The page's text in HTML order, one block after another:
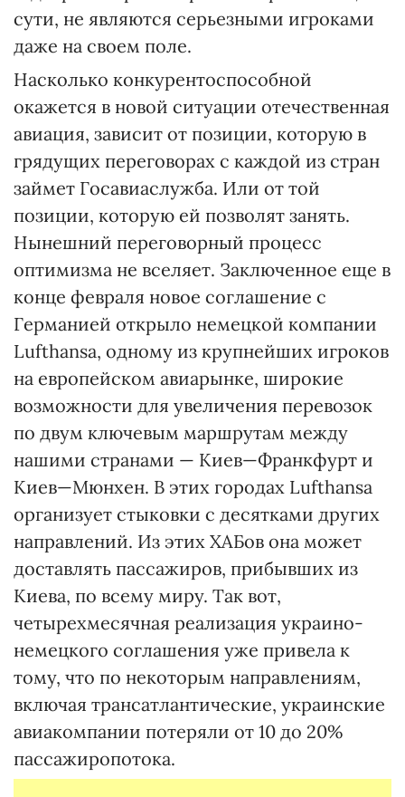
сути, не являются серьезными игроками
даже на своем поле.
Насколько конкурентоспособной
окажется в новой ситуации отечественная
авиация, зависит от позиции, которую в
грядущих переговорах с каждой из стран
займет Госавиаслужба. Или от той
позиции, которую ей позволят занять.
Нынешний переговорный процесс
оптимизма не вселяет. Заключенное еще в
конце февраля новое соглашение с
Германией открыло немецкой компании
Lufthansa, одному из крупнейших игроков
на европейском авиарынке, широкие
возможности для увеличения перевозок
по двум ключевым маршрутам между
нашими странами — Киев—Франкфурт и
Киев—Мюнхен. В этих городах Lufthansa
организует стыковки с десятками других
направлений. Из этих ХАБов она может
доставлять пассажиров, прибывших из
Киева, по всему миру. Так вот,
четырехмесячная реализация украино-
немецкого соглашения уже привела к
тому, что по некоторым направлениям,
включая трансатлантические, украинские
авиакомпании потеряли от 10 до 20%
пассажиропотока.